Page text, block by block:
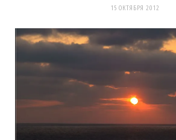
15 ОКТЯБРЯ 2012